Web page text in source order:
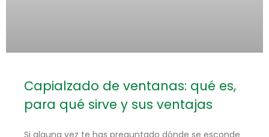
Capialzado de ventanas: qué es,
para qué sirve y sus ventajas
Si alguna vez te has preguntado dónde se esconde